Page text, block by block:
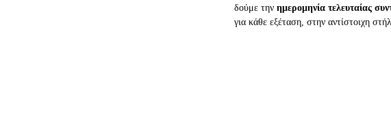
δούμε τηνημερομηνία τελευταίας
για κάθε εξέταση, στην αντίστοιχη